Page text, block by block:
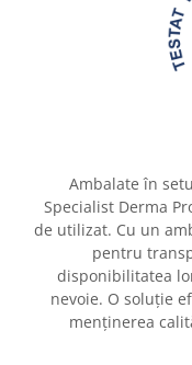
Articole Sanatate si
Consumabile sanitare
Cosmetice si produse
Jucarii, Copii & Bebe
Camera copilului
Hrana bebelusi
Igiena si ingrijire
Jucarii si Jocuri
Maternitate
Ambalate în
Specialist Derma
de utilizat. Cu un
pentru
disponibilitatea
nevoie. O soluție
menținerea